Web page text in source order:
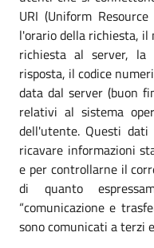
URI (Uniform
l'orario della richiesta,
richiesta al server,
risposta, il codice
data dal server (buon
relativi al sistema
dell'utente. Questi
ricavare informazioni
e per controllarne il
di quanto
“comunicazione e
sono comunicati a terzi